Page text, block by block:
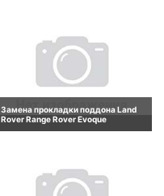
Замена прокладки поддона Land
Rover Range Rover Evoque